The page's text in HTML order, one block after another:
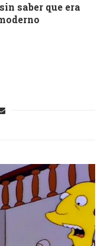
saber que era